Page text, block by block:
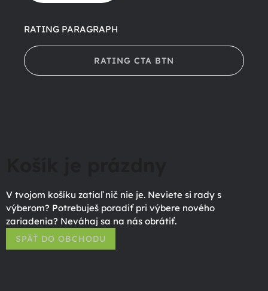
RATING PARAGRAPH
RATING CTA BTN
V tvojom košíku zatiaľ nič nie je. Neviete si rady s
výberom? Potrebuješ poradiť pri výbere nového
zariadenia? Neváhaj sa na nás obrátiť.
SPÄŤ DO OBCHODU